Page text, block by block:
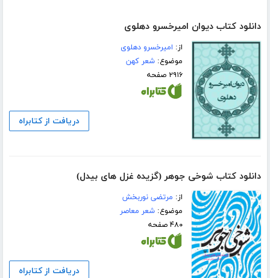
دانلود کتاب دیوان امیرخسرو دهلوی
از: امیرخسرو دهلوی
موضوع:شعر کهن
۲۹۱۶ صفحه
دریافت از کتابراه
دانلود کتاب شوخی جوهر (گزیده غزل های بیدل)
از: مرتضی نوربخش
موضوع:شعر معاصر
۴۸۰ صفحه
دریافت از کتابراه